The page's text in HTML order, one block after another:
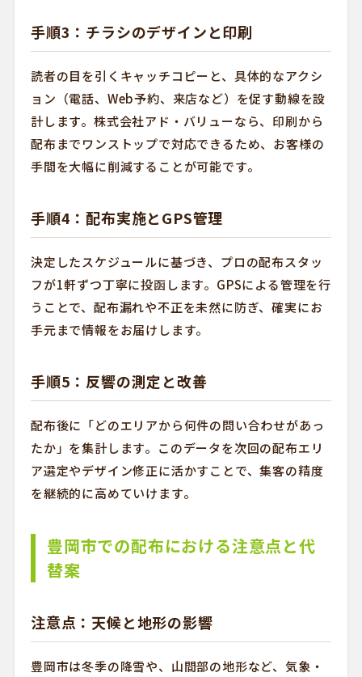
手順3：チラシのデザインと印刷
読者の目を引くキャッチコピーと、具体的なアクシ
ョン（電話、Web予約、来店など）を促す動線を設
計します。株式会社アド・バリューなら、印刷から
配布までワンストップで対応できるため、お客様の
手間を大幅に削減することが可能です。
手順4：配布実施とGPS管理
決定したスケジュールに基づき、プロの配布スタッ
フが1軒ずつ丁寧に投函します。GPSによる管理を行
うことで、配布漏れや不正を未然に防ぎ、確実にお
手元まで情報をお届けします。
手順5：反響の測定と改善
配布後に「どのエリアから何件の問い合わせがあっ
たか」を集計します。このデータを次回の配布エリ
ア選定やデザイン修正に活かすことで、集客の精度
を継続的に高めていけます。
豊岡市での配布における注意点と代
替案
注意点：天候と地形の影響
豊岡市は冬季の降雪や、山間部の地形など、気象・